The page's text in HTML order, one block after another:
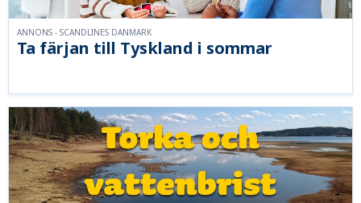
Ta färjan till Tyskland i sommar
ANNONS - SCANDLINES DANMARK